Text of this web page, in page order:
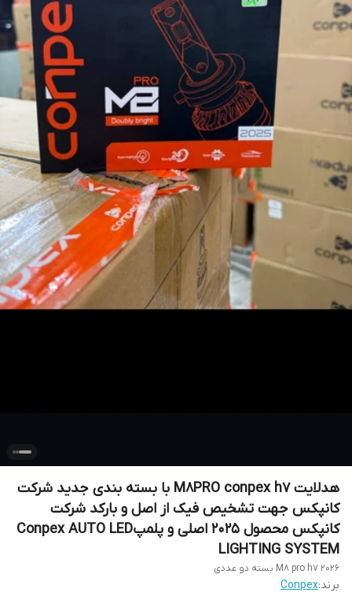
هدلایت M8PRO conpex h7 با بسته بندی جدید شرکت
کانپکس جهت تشخیص فیک از اصل و بارکد شرکت
کانپکس محصول 2025 اصلی و پلمپConpex AUTO LED
LIGHTING SYSTEM
M8 pro h7 2026 بسته دو عددی
برند:Conpex